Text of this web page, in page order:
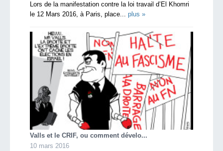
Lors de la manifestation contre la loi travail d’El Khomri
le 12 Mars 2016, à Paris, place... plus »
Valls et le CRIF, ou comment dévelo...
10 mars 2016